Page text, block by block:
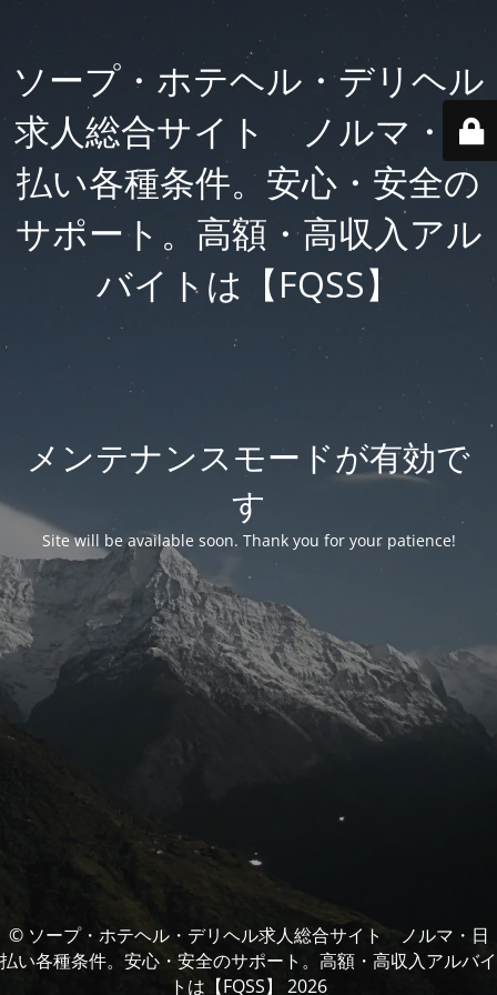
ソープ・ホテヘル・デリヘル
求人総合サイト ノルマ・日
払い各種条件。安心・安全の
サポート。高額・高収入アル
バイトは【FQSS】
メンテナンスモードが有効で
す
Site will be available soon. Thank you for your patience!
© ソープ・ホテヘル・デリヘル求人総合サイト ノルマ・日
払い各種条件。安心・安全のサポート。高額・高収入アルバイ
トは【FQSS】 2026